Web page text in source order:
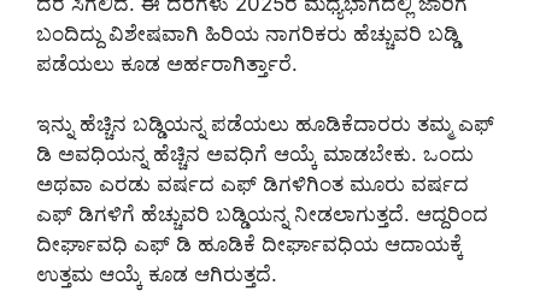
ಬಂದಿದ್ದು ವಿಶೇಷವಾಗಿ ಹಿರಿಯ ನಾಗರಿಕರು ಹೆಚ್ಚುವರಿ ಬಡ್ಡಿ
ಪಡೆಯಲು ಕೂಡ ಅರ್ಹರಾಗಿರ್ತ್ತಾರೆ.
ಇನ್ನು ಹೆಚ್ಚಿನ ಬಡ್ಡಿಯನ್ನ ಪಡೆಯಲು ಹೂಡಿಕೆದಾರರು ತಮ್ಮ ಎಫ್
ಡಿ ಅವಧಿಯನ್ನ ಹೆಚ್ಚಿನ ಅವಧಿಗೆ ಆಯ್ಕೆ ಮಾಡಬೇಕು. ಒಂದು
ಅಥವಾ ಎರಡು ವರ್ಷದ ಎಫ್ ಡಿಗಳಿಗಿಂತ ಮೂರು ವರ್ಷದ
ಎಫ್ ಡಿಗಳಿಗೆ ಹೆಚ್ಚುವರಿ ಬಡ್ಡಿಯನ್ನ ನೀಡಲಾಗುತ್ತದೆ. ಆದ್ದರಿಂದ
ದೀರ್ಘಾವಧಿ ಎಫ್ ಡಿ ಹೂಡಿಕೆ ದೀರ್ಘಾವಧಿಯ ಆದಾಯಕ್ಕೆ
ಉತ್ತಮ ಆಯ್ಕೆ ಕೂಡ ಆಗಿರುತ್ತದೆ.